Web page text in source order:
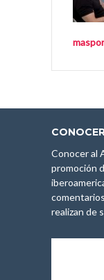
Conocer al
promoción
realizan de